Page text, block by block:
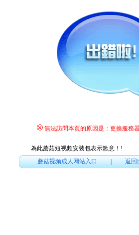
無法訪問本頁的原因是：更換服務
為此蘑菇短视频安装包表示歉意！ !
蘑菇视频成人网站入口|返回